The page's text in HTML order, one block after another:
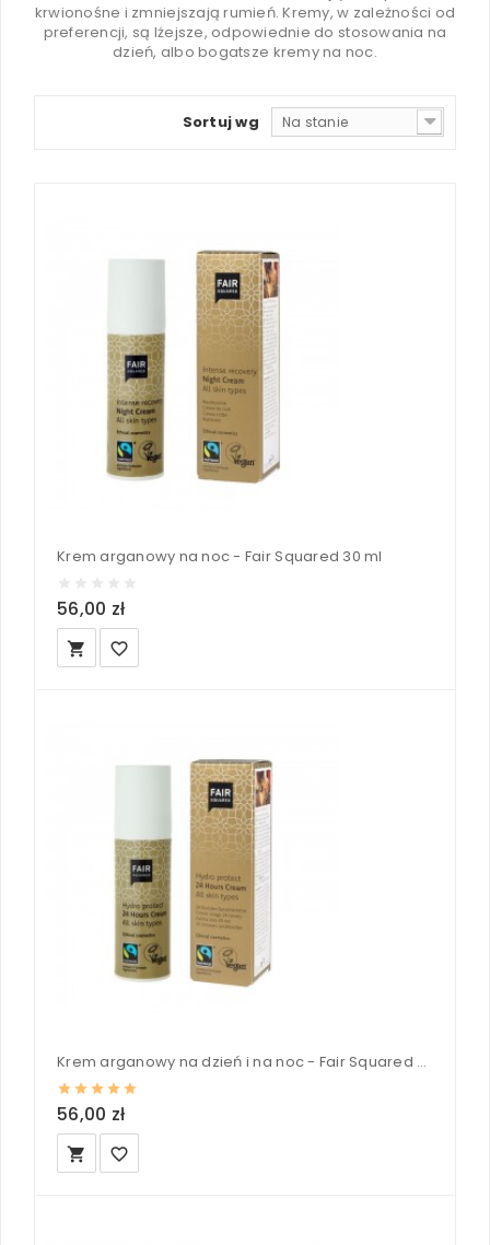
krwionośne i zmniejszają rumień. Kremy, w zależności od
preferencji, są lżejsze, odpowiednie do stosowania na
dzień, albo bogatsze kremy na noc.
Sortuj wg Na stanie
Krem arganowy na noc - Fair Squared 30 ml
56,00 zł
local_grocery_store favorite_border
Krem arganowy na dzień i na noc - Fair Squared 30 ml
56,00 zł
local_grocery_store favorite_border